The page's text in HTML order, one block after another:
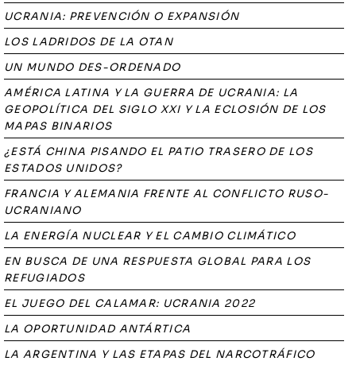
UCRANIA: PREVENCIÓN O EXPANSIÓN
LOS LADRIDOS DE LA OTAN
UN MUNDO DES-ORDENADO
AMÉRICA LATINA Y LA GUERRA DE UCRANIA: LA
GEOPOLÍTICA DEL SIGLO XXI Y LA ECLOSIÓN DE LOS
MAPAS BINARIOS
¿ESTÁ CHINA PISANDO EL PATIO TRASERO DE LOS
ESTADOS UNIDOS?
FRANCIA Y ALEMANIA FRENTE AL CONFLICTO RUSO-
UCRANIANO
LA ENERGÍA NUCLEAR Y EL CAMBIO CLIMÁTICO
EN BUSCA DE UNA RESPUESTA GLOBAL PARA LOS
REFUGIADOS
EL JUEGO DEL CALAMAR: UCRANIA 2022
LA OPORTUNIDAD ANTÁRTICA
LA ARGENTINA Y LAS ETAPAS DEL NARCOTRÁFICO